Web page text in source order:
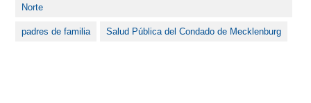
Norte
padres de familia Salud Pública del Condado de Mecklenburg